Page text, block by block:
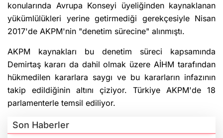
konularında Avrupa Konseyi üyeliğinden kaynaklanan
yükümlülükleri yerine getirmediği gerekçesiyle Nisan
2017'de AKPM'nin "denetim sürecine" alınmıştı.
AKPM kaynakları bu denetim süreci kapsamında
Demirtaş kararı da dahil olmak üzere AİHM tarafından
hükmedilen kararlara saygı ve bu kararların infazının
takip edildiğinin altını çiziyor. Türkiye AKPM'de 18
parlamenterle temsil ediliyor.
Son Haberler